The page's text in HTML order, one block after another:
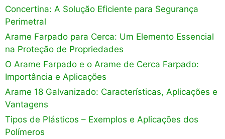
Concertina: A Solução Eficiente para Segurança
Perimetral
Arame Farpado para Cerca: Um Elemento Essencial
na Proteção de Propriedades
O Arame Farpado e o Arame de Cerca Farpado:
Importância e Aplicações
Arame 18 Galvanizado: Características, Aplicações e
Vantagens
Tipos de Plásticos – Exemplos e Aplicações dos
Polímeros